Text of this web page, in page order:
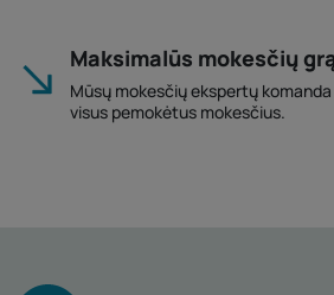
Maksimalūs mokesčių
Mūsų mokesčių ekspertų
visus pemokėtus mokesčius.